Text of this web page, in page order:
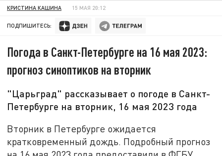
КРИСТИНА КАШИНА 15 МАЯ 20:12
ПОДПИШИТЕСЬ:
Погода в Санкт-Петербурге на 16 мая 2023:
прогноз синоптиков на вторник
"Царьград" рассказывает о погоде в Санкт-
Петербурге на вторник, 16 мая 2023 года
Вторник в Петербурге ожидается
кратковременный дождь. Подробный прогноз